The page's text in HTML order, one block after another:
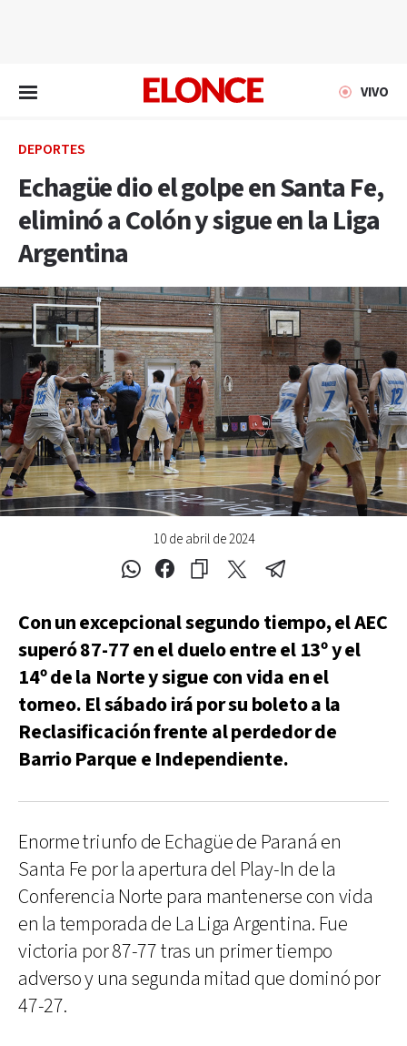
VIVO
DEPORTES
Echagüe dio el golpe en Santa Fe,
eliminó a Colón y sigue en la Liga
Argentina
10 de abril de 2024
Con un excepcional segundo tiempo, el AEC
superó 87-77 en el duelo entre el 13º y el
14º de la Norte y sigue con vida en el
torneo. El sábado irá por su boleto a la
Reclasificación frente al perdedor de
Barrio Parque e Independiente.
Enorme triunfo de Echagüe de Paraná en
Santa Fe por la apertura del Play-In de la
Conferencia Norte para mantenerse con vida
en la temporada de La Liga Argentina. Fue
victoria por 87-77 tras un primer tiempo
adverso y una segunda mitad que dominó por
47-27.